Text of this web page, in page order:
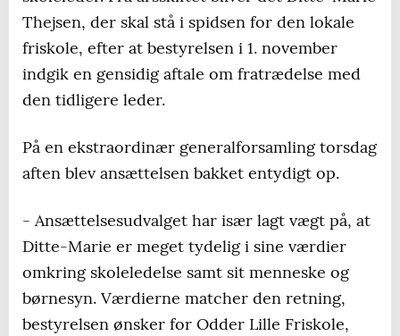
Thejsen, der skal stå i spidsen for den lokale
friskole, efter at bestyrelsen i 1. november
indgik en gensidig aftale om fratrædelse med
den tidligere leder.
På en ekstraordinær generalforsamling torsdag
aften blev ansættelsen bakket entydigt op.
- Ansættelsesudvalget har især lagt vægt på, at
Ditte-Marie er meget tydelig i sine værdier
omkring skoleledelse samt sit menneske og
børnesyn. Værdierne matcher den retning,
bestyrelsen ønsker for Odder Lille Friskole,